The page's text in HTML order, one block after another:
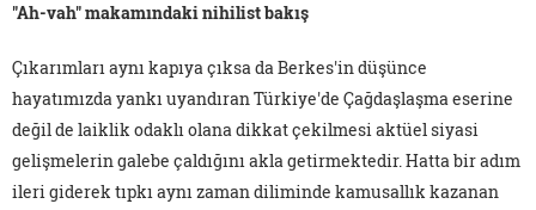
"Ah-vah" makamındaki nihilist bakış
Çıkarımları aynı kapıya çıksa da Berkes'in düşünce
hayatımızda yankı uyandıran Türkiye'de Çağdaşlaşma eserine
değil de laiklik odaklı olana dikkat çekilmesi aktüel siyasi
gelişmelerin galebe çaldığını akla getirmektedir. Hatta bir adım
ileri giderek tıpkı aynı zaman diliminde kamusallık kazanan